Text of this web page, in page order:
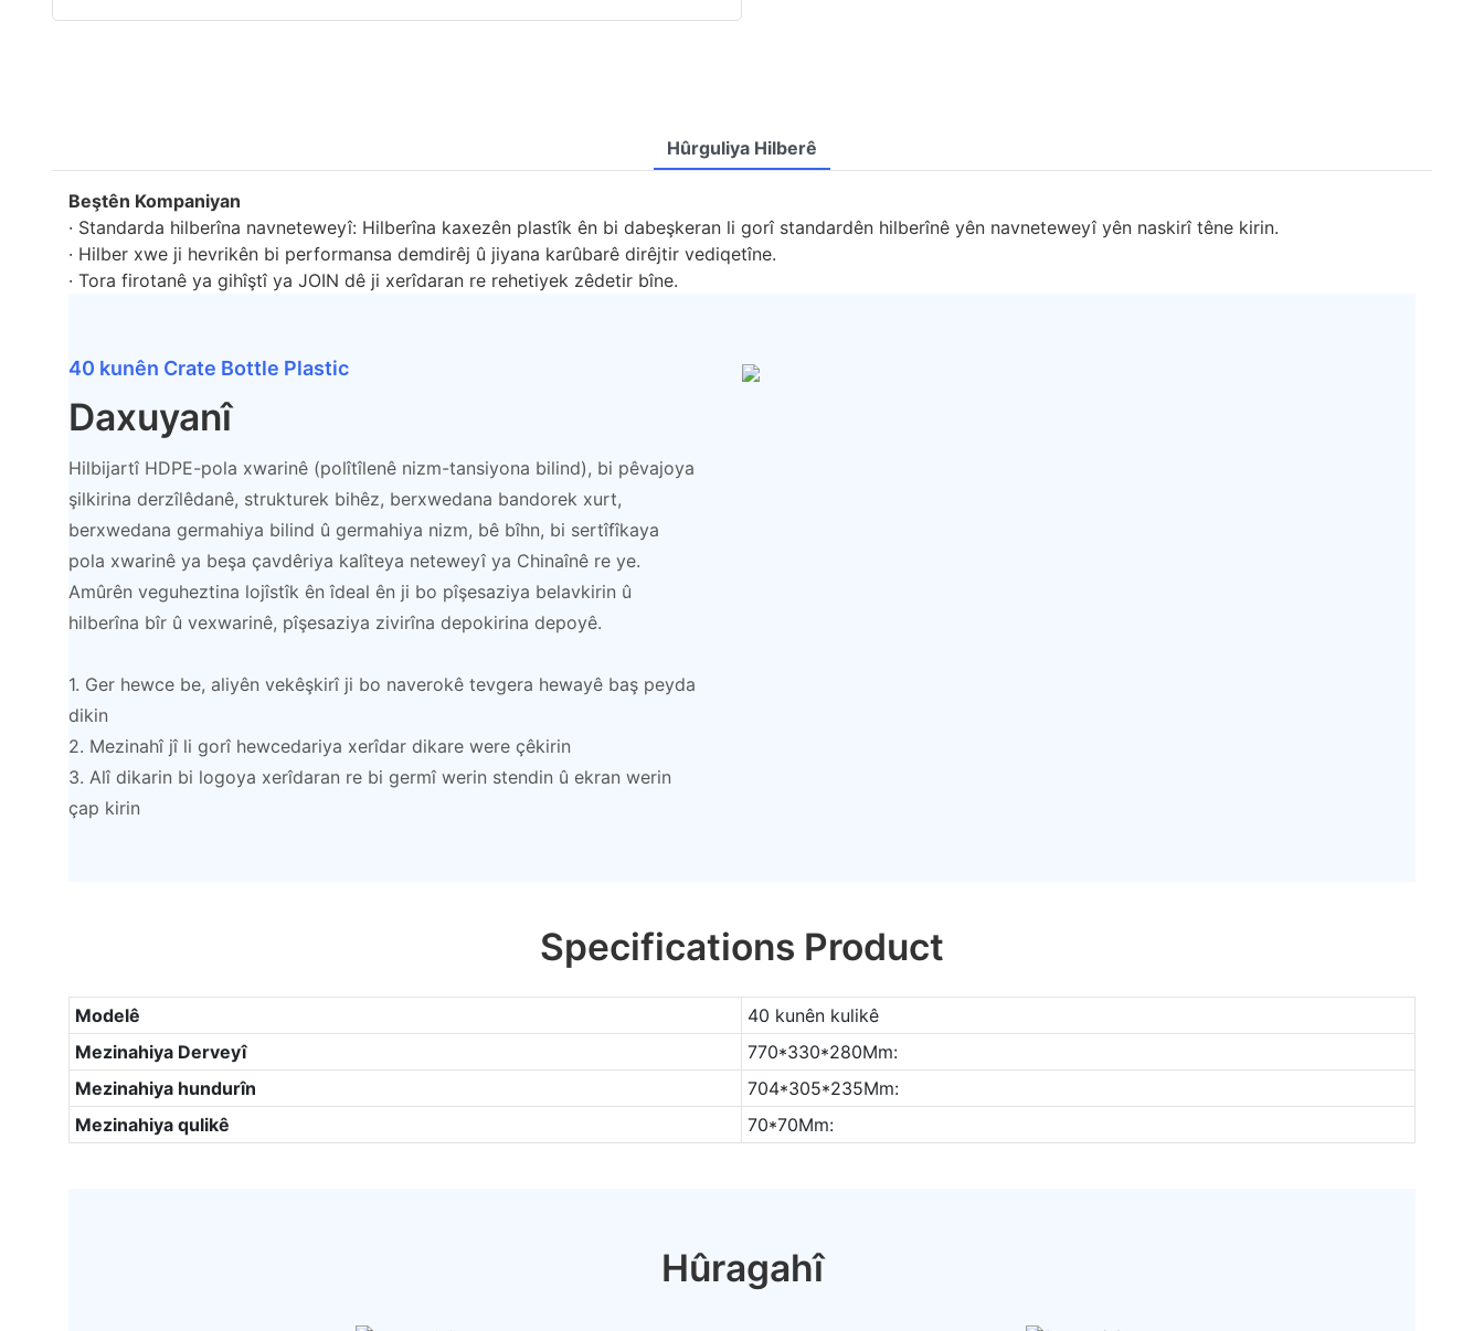
Hûrguliya Hilberê
Beştên Kompaniyan
· Standarda hilberîna navneteweyî: Hilberîna kaxezên plastîk ên bi dabeşkeran li gorî standardên hilberînê yên navneteweyî yên naskirî têne kirin.
· Hilber xwe ji hevrikên bi performansa demdirêj û jiyana karûbarê dirêjtir vediqetîne.
· Tora firotanê ya gihîştî ya JOIN dê ji xerîdaran re rehetiyek zêdetir bîne.
40 kunên Crate Bottle Plastic
Daxuyanî
Hilbijartî HDPE-pola xwarinê (polîtîlenê nizm-tansiyona bilind), bi pêvajoya
şilkirina derzîlêdanê, strukturek bihêz, berxwedana bandorek xurt,
berxwedana germahiya bilind û germahiya nizm, bê bîhn, bi sertîfîkaya
pola xwarinê ya beşa çavdêriya kalîteya neteweyî ya Chinaînê re ye.
Amûrên veguheztina lojîstîk ên îdeal ên ji bo pîşesaziya belavkirin û
hilberîna bîr û vexwarinê, pîşesaziya zivirîna depokirina depoyê.
1. Ger hewce be, aliyên vekêşkirî ji bo naverokê tevgera hewayê baş peyda
dikin
2. Mezinahî jî li gorî hewcedariya xerîdar dikare were çêkirin
3. Alî dikarin bi logoya xerîdaran re bi germî werin stendin û ekran werin
çap kirin
Specifications Product
Modelê
40 kunên kulikê
Mezinahiya Derveyî
770*330*280Mm:
Mezinahiya hundurîn
704*305*235Mm:
Mezinahiya qulikê
70*70Mm:
Hûragahî